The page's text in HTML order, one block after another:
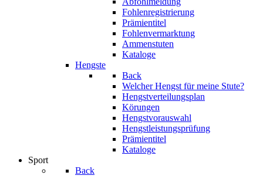
Fohlenregistrierung
Prämientitel
Fohlenvermarktung
Ammenstuten
Kataloge
Hengste
Back
Welcher Hengst für meine Stute?
Hengstverteilungsplan
Körungen
Hengstvorauswahl
Hengstleistungsprüfung
Prämientitel
Kataloge
Sport
Back